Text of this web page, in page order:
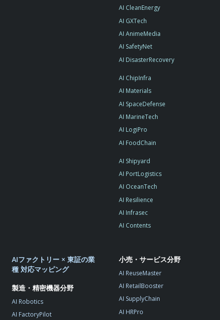
AI CleanEnergy
AI GXTech
AI AnimeMedia
AI SafetyNet
AI DisasterRecovery
AI ChipInfra
AI Materials
AI SpaceDefense
AI MarineTech
AI LogiPro
AI FoodChain
AI Shipyard
AI PortLogistics
AI OceanTech
AI Resilience
AI Infrasec
AI Contents
AIファクトリー × 東証の業
種 対応マッピング
製造・精密機器分野
AI Robotics
AI FactoryPilot
小売・サービス分野
AI ReuseMaster
AI RetailBooster
AI SupplyChain
AI HRPro